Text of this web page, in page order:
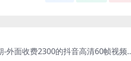
-外面收费2300的抖音高清60帧视频